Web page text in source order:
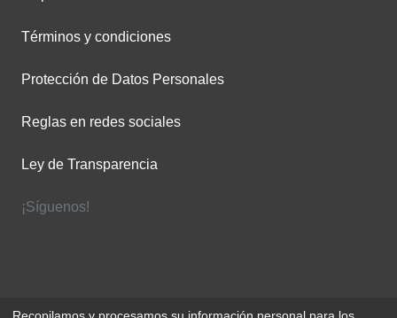
Términos y condiciones
Protección de Datos Personales
Reglas en redes sociales
Ley de Transparencia
¡Síguenos!